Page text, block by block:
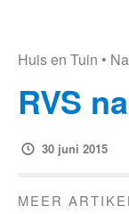
Huis en Tuin •
RVS
30 juni 2015
MEER